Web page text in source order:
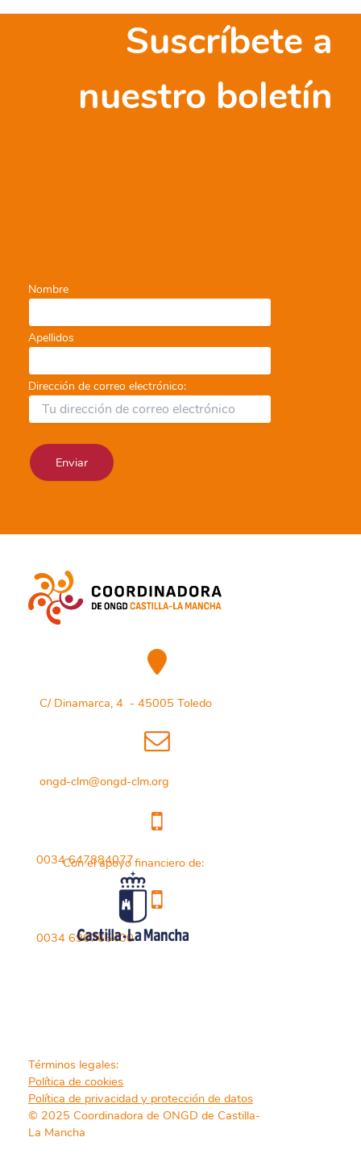
de
Políticas
para
Desarrollo
Sostenible
Suscríbete a
nuestro boletín
Nombre
Apellidos
Dirección de correo electrónico:
C/ Dinamarca, 4 - 45005 Toledo
ongd-clm@ongd-clm.org
0034 647884077
0034 696765400
Con el apoyo financiero de:
Términos legales:
Política de cookies
Política de privacidad y protección de datos
© 2025 Coordinadora de ONGD de Castilla-
La Mancha